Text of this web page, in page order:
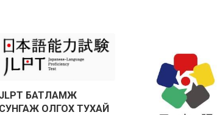
JLPT БАТЛАМЖ
СУНГАЖ ОЛГОХ ТУХАЙ